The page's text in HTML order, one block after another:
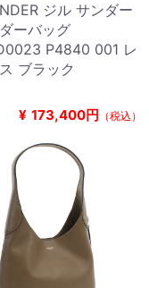
ジル サンダー
ーバッグ
P4840 001 レ
ブラック
¥ 173,400円 （税込）